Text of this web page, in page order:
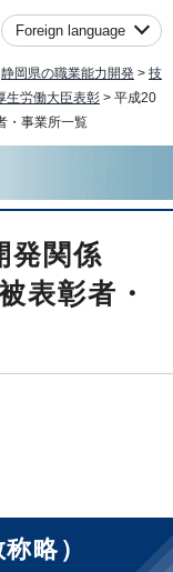
Foreign language
静岡県の職業能力開発 > 技
生労働大臣表彰 > 平成20
・事業所一覧
発関係
表彰者・
略）